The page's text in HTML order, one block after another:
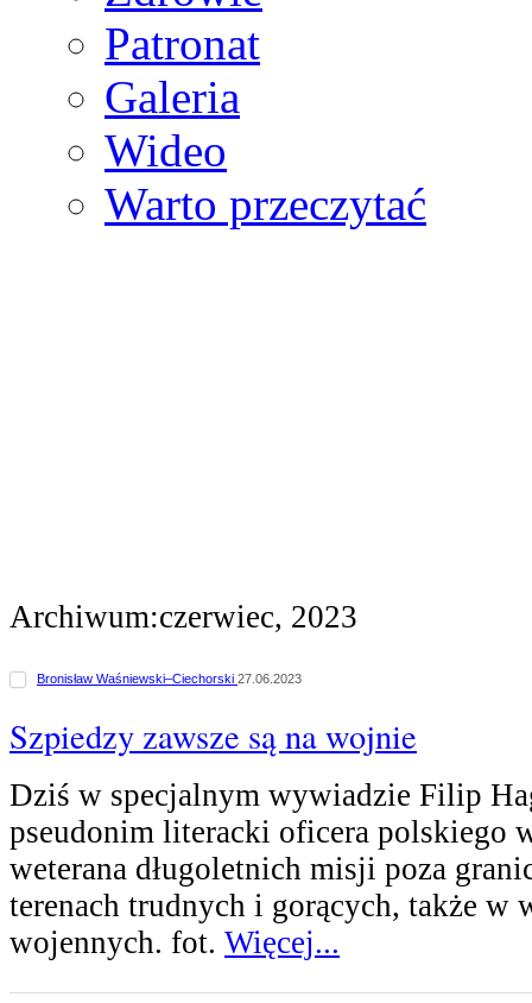
Patronat
Galeria
Wideo
Warto przeczytać
Archiwum:czerwiec, 2023
Bronisław Waśniewski–Ciechorski 27.06.2023
Szpiedzy zawsze są na wojnie
Dziś w specjalnym wywiadzie Filip
pseudonim literacki oficera polskiego
weterana długoletnich misji poza
terenach trudnych i gorących, także w
wojennych. fot. Więcej...